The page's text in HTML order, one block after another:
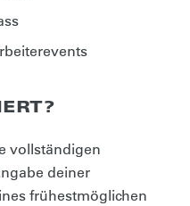
vollständigen
deiner
frühestmöglichen